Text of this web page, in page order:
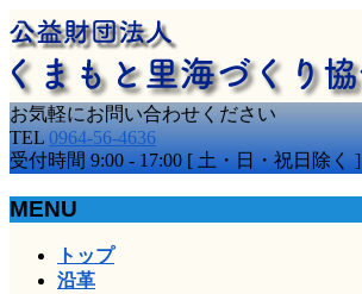
お気軽にお問い合わせください
TEL 0964-56-4636
受付時間 9:00 - 17:00 [ 土・日・祝日除く ]
MENU
トップ
沿革